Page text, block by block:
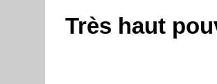
Très haut